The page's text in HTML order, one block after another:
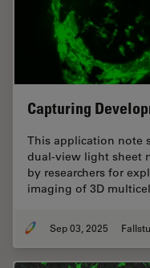
Capturing
This application note
dual-view light sheet
by researchers for
imaging of 3D
Sep 03, 2025